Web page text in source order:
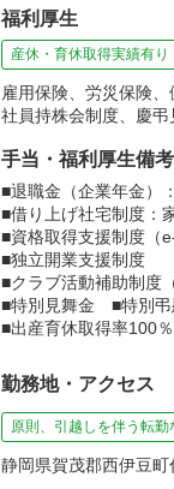
福利厚生
産休・育休取得実績有り
雇用保険、労災保険
社員持株会制度、慶
手当・福利厚生備考
■退職金（企業年金）
■借り上げ社宅制度：
■資格取得支援制度（
■独立開業支援制度
■クラブ活動補助制度
■特別見舞金 ■特別
■出産育休取得率100％
勤務地・アクセス
原則、引越しを伴う転勤
静岡県賀茂郡西伊豆町